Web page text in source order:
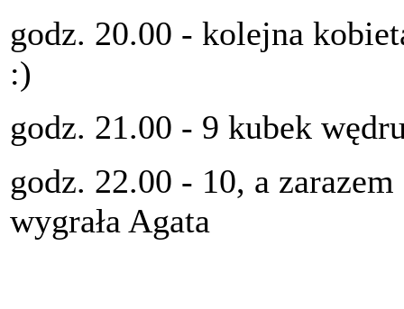
godz. 20.00 - kolejna
:)
godz. 21.00 - 9 kubek
godz. 22.00 - 10, a
wygrała Agata